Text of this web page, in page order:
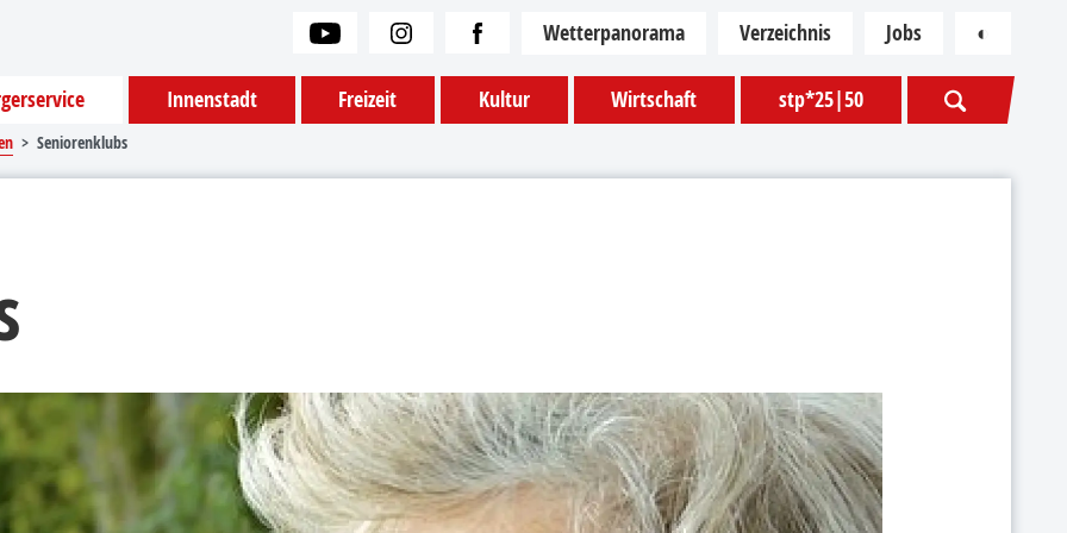
Innenstadt Freizeit Kultur Wirtschaft stp*25|50
Wetterpanorama Verzeichnis Jobs ◐
Seniorenklubs